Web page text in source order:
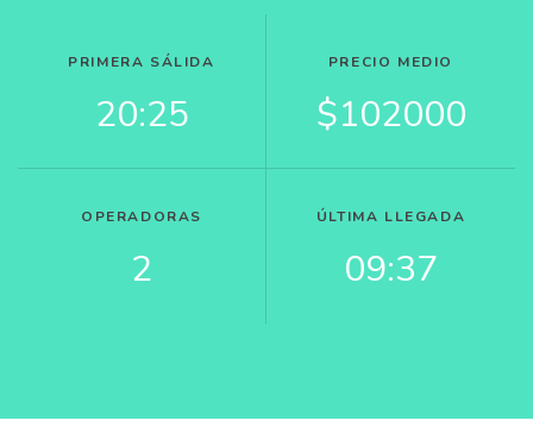
PRIMERA SÁLIDA
20:25
PRECIO MEDIO
$102000
OPERADORAS
2
ÚLTIMA LLEGADA
09:37